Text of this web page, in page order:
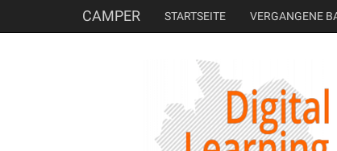
CAMPER STARTSEITE VERGANGENE